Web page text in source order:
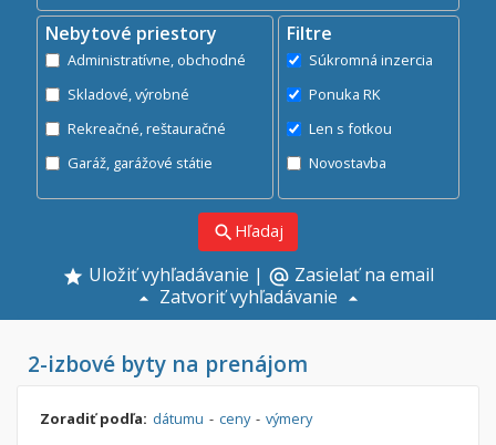
Nebytové priestory
Administratívne, obchodné
Skladové, výrobné
Rekreačné, reštauračné
Garáž, garážové státie
Filtre
Súkromná inzercia
Ponuka RK
Len s fotkou
Novostavba
search Hľadaj
Uložiť vyhľadávanie | alternate_email Zasielať na email
Zatvoriť vyhľadávanie
2-izbové byty na prenájom
Zoradiť podľa: dátumu - ceny - výmery